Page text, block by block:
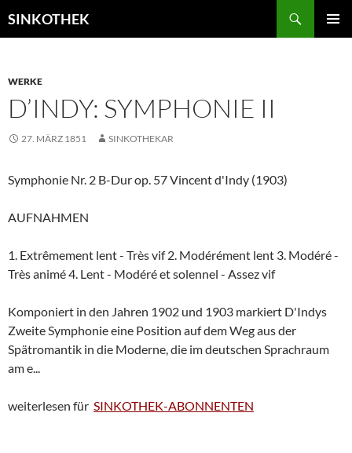
Inhalt
SINKOTHEK
WERKE
D’INDY: SYMPHONIE II
27. MÄRZ 1851 SINKOTHEKAR
Symphonie Nr. 2 B-Dur op. 57 Vincent d'Indy (1903)
AUFNAHMEN
1. Extrêmement lent - Très vif 2. Modérément lent 3. Modéré -
Très animé 4. Lent - Modéré et solennel - Assez vif
Komponiert in den Jahren 1902 und 1903 markiert D'Indys
Zweite Symphonie eine Position auf dem Weg aus der
Spätromantik in die Moderne, die im deutschen Sprachraum
am e...
weiterlesen für SINKOTHEK-ABONNENTEN